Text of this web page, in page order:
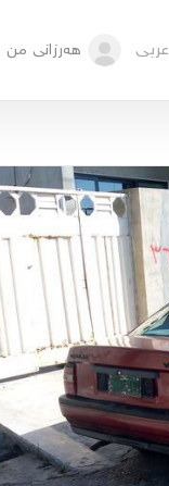
عربی هەرزانی من